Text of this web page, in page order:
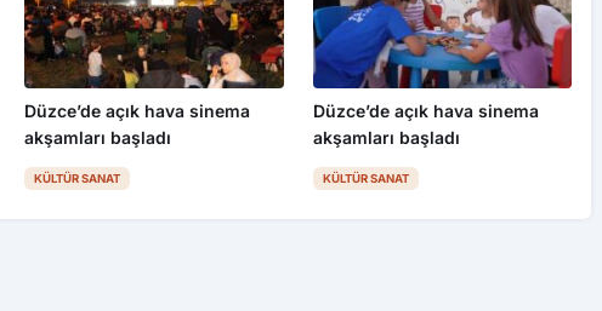
Düzce’de açık hava sinema
akşamları başladı
KÜLTÜR SANAT
Düzce’de açık hava sinema
akşamları başladı
KÜLTÜR SANAT